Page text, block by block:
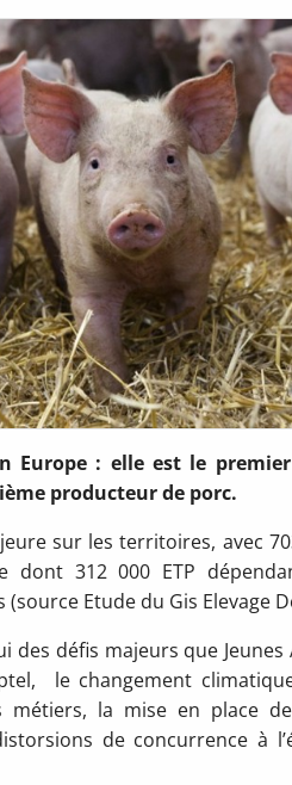
Europe : elle est le
producteur de porc.
sur les territoires, avec
dont 312 000 ETP
Etude du Gis Elevage
des défis majeurs que
le changement
métiers, la mise en place
de concurrence à